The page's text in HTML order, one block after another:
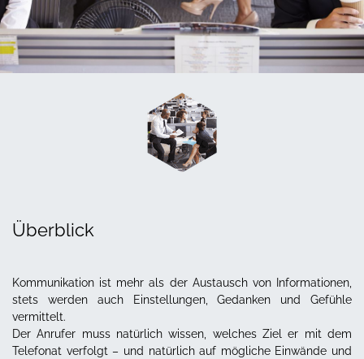
Überblick
Kommunikation ist mehr als der Austausch von Informationen,
stets werden auch Einstellungen, Gedanken und Gefühle
vermittelt.
Der Anrufer muss natürlich wissen, welches Ziel er mit dem
Telefonat verfolgt – und natürlich auf mögliche Einwände und